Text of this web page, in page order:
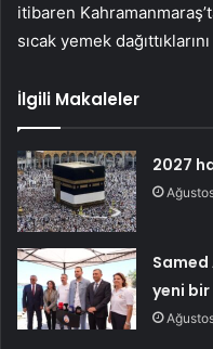
itibaren
sıcak yemek
İlgili Makaleler
2027
Samed
yeni